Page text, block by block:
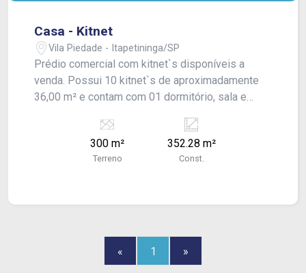
Casa - Kitnet
Vila Piedade - Itapetininga/SP
Prédio comercial com kitnet`s disponíveis a
venda. Possui 10 kitnet`s de aproximadamente
36,00 m² e contam com 01 dormitório, sala e
comum com quintal pequeno e área de serviço,
além de entrada compartilhada. - CONSULTE-NOS
300 m²
Terreno
352.28 m²
Const.
« 1 »